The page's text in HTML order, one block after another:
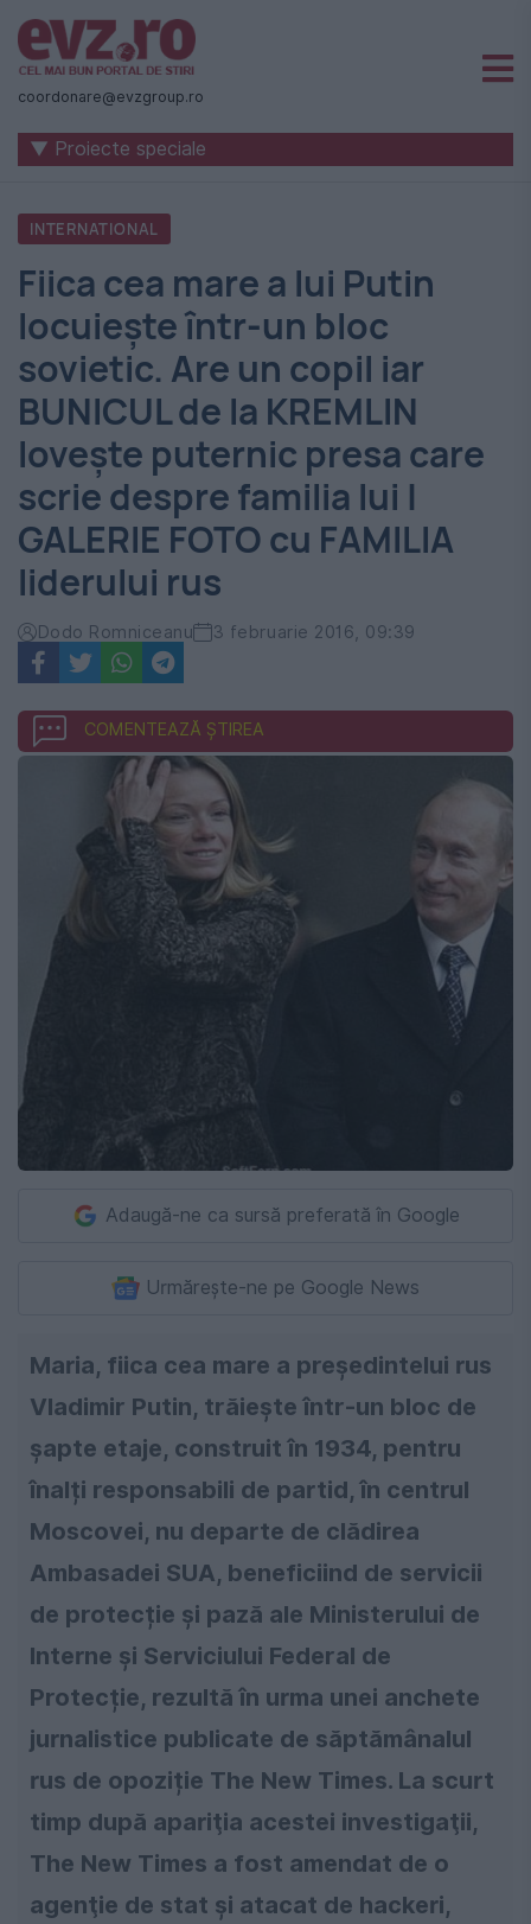
Știri
naționale
internaționale
România
-
Evenimentul
Zilei
coordonare@evzgroup.ro
▼ Proiecte speciale
INTERNATIONAL
Fiica cea mare a lui Putin
locuieşte într-un bloc
sovietic. Are un copil iar
BUNICUL de la KREMLIN
loveşte puternic presa care
scrie despre familia lui |
GALERIE FOTO cu FAMILIA
liderului rus
Dodo Romniceanu 3 februarie 2016, 09:39
COMENTEAZĂ ȘTIREA
Adaugă-ne ca sursă preferată în Google
Urmărește-ne pe Google News
Maria, fiica cea mare a președintelui rus
Vladimir Putin, trăiește într-un bloc de
șapte etaje, construit în 1934, pentru
înalți responsabili de partid, în centrul
Moscovei, nu departe de clădirea
Ambasadei SUA, beneficiind de servicii
de protecție și pază ale Ministerului de
Interne și Serviciului Federal de
Protecție, rezultă în urma unei anchete
jurnalistice publicate de săptămânalul
rus de opoziție The New Times. La scurt
timp după apariţia acestei investigaţii,
The New Times a fost amendat de o
agenţie de stat şi atacat de hackeri,